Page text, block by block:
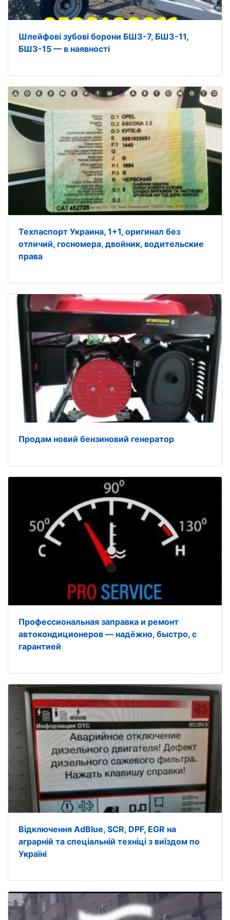
Шлейфові зубові борони БШЗ-7, БШЗ-11,
БШЗ-15 — в наявності
Техпаспорт Украина, 1+1, оригинал без
отличий, госномера, двойник, водительские
права
Продам новий бензиновий генератор
Профессиональная заправка и ремонт
автокондиционеров — надёжно, быстро, с
гарантией
Відключення AdBlue, SCR, DPF, EGR на
аграрній та спеціальній техніці з виїздом по
Україні